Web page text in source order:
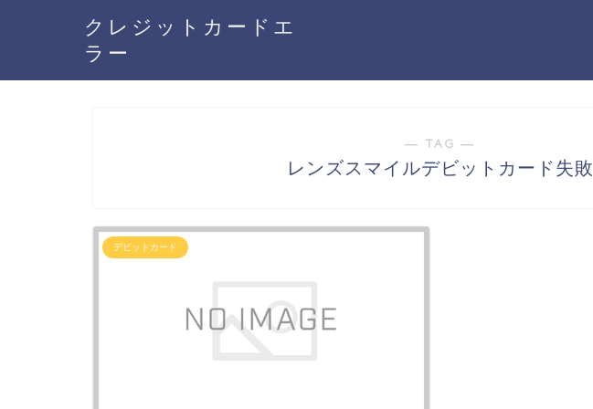
クレジットカードエ
ラー
― TAG ―
レンズスマイルデビットカード失敗
デビットカード